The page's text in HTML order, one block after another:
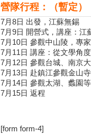
營隊行程： （暫定）
7月8日 出發，江蘇無錫
7月9日 開營式，講座：江
7月10日 參觀中山陵，專
7月11日 講座：從文學角
7月12日 參觀台城、南京
7月13日 赴鎮江參觀金山
7月14日 參觀太湖、蠡園等
7月15日 返程
[form form-4]